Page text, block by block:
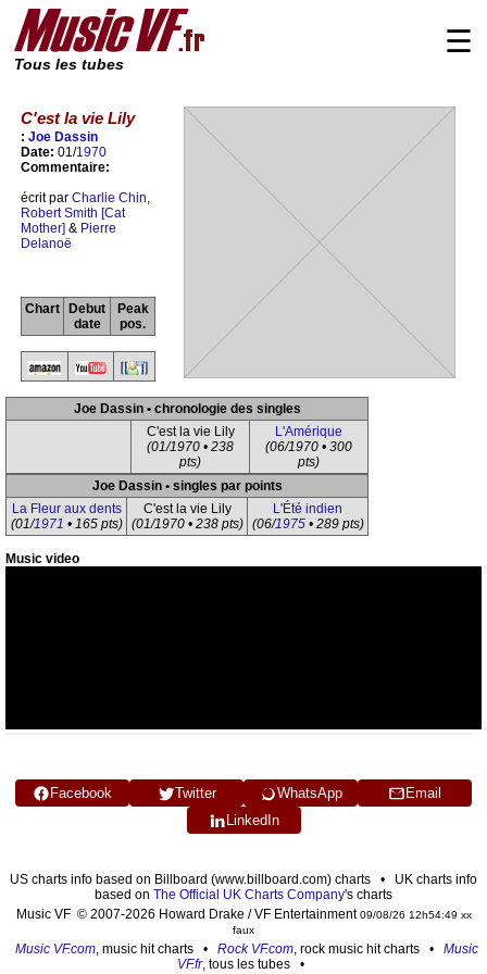
Tous les tubes
☰
C'est la vie Lily
: Joe Dassin
Date: 01/1970
Commentaire:
écrit par Charlie Chin,
Robert Smith [Cat
Mother] & Pierre
Delanoë
Chart
Debut
date
Peak
pos.
Joe Dassin • chronologie des singles
C'est la vie Lily
(01/1970 • 238
pts)
L'Amérique
(06/1970 • 300
pts)
Joe Dassin • singles par points
La Fleur aux dents
(01/1971 • 165 pts)
C'est la vie Lily
(01/1970 • 238 pts)
L'Été indien
(06/1975• 289 pts)
Music video
Facebook Twitter WhatsApp
Email
LinkedIn
US charts info based on Billboard (www.billboard.com) charts • UK charts info
based on The Official UK Charts Company's charts
Music VF © 2007-2026 Howard Drake / VF Entertainment09/08/26 12h54:49 xx
faux
Music VF.com, music hit charts • Rock VF.com, rock music hit charts • Music
VF.fr, tous les tubes •